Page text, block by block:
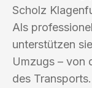
Scholz
Als
unterstützen
Umzugs – von
des